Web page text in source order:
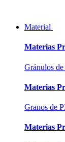
Material
Materias
Gránulos
Materias
Granos de
Materias